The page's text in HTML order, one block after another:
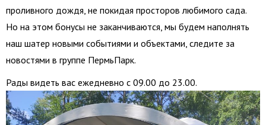
проливного дождя, не покидая просторов любимого сада.
Но на этом бонусы не заканчиваются, мы будем наполнять
наш шатер новыми событиями и объектами, следите за
новостями в группе ПермьПарк.
Рады видеть вас ежедневно с 09.00 до 23.00.